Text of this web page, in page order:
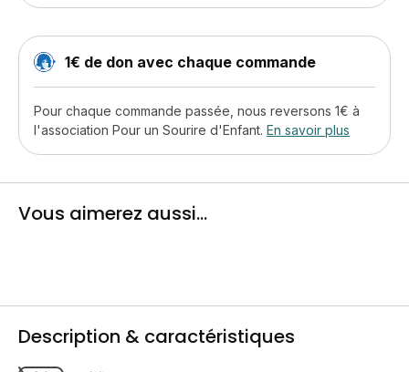
1€ de don avec chaque commande
Pour chaque commande passée, nous reversons 1€ à
l'association Pour un Sourire d'Enfant. En savoir plus
Vous aimerez aussi...
Description & caractéristiques